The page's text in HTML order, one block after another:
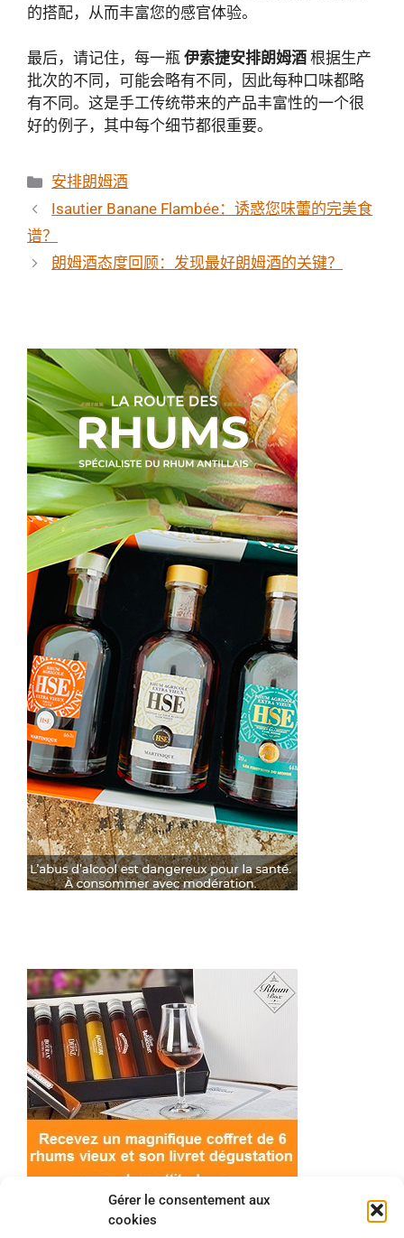
Gérer le consentement aux
cookies
的搭配，从而丰富您的感官体验。
最后，请记住，每一瓶 伊索捷安排朗姆酒 根据生产
批次的不同，可能会略有不同，因此每种口味都略
有不同。这是手工传统带来的产品丰富性的一个很
好的例子，其中每个细节都很重要。
分
类
安排朗姆酒
Isautier Banane Flambée：诱惑您味蕾的完美食
谱？
朗姆酒态度回顾：发现最好朗姆酒的关键？